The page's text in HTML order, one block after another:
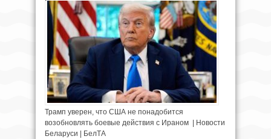
Трамп уверен, что США не понадобится
возобновлять боевые действия с Ираном | Новости
Беларуси | БелТА